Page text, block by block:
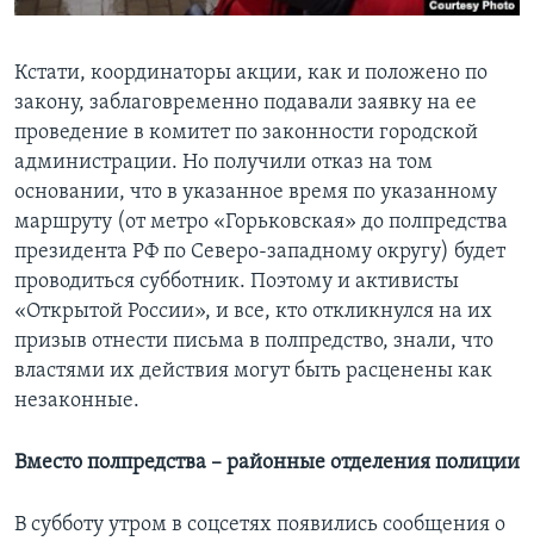
Кстати, координаторы акции, как и положено по
закону, заблаговременно подавали заявку на ее
проведение в комитет по законности городской
администрации. Но получили отказ на том
основании, что в указанное время по указанному
маршруту (от метро «Горьковская» до полпредства
президента РФ по Северо-западному округу) будет
проводиться субботник. Поэтому и активисты
«Открытой России», и все, кто откликнулся на их
призыв отнести письма в полпредство, знали, что
властями их действия могут быть расценены как
незаконные.
Вместо полпредства – районные отделения полиции
В субботу утром в соцсетях появились сообщения о